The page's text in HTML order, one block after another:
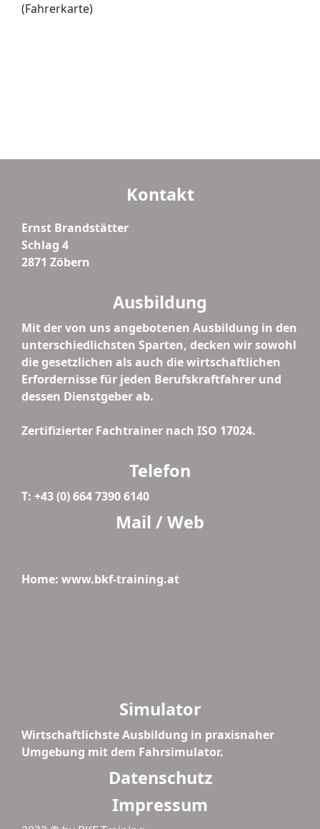
(Fahrerkarte)
Kontakt
Ernst Brandstätter
Schlag 4
2871 Zöbern
Ausbildung
Mit der von uns angebotenen Ausbildung in den
unterschiedlichsten Sparten, decken wir sowohl
die gesetzlichen als auch die wirtschaftlichen
Erfordernisse für jeden Berufskraftfahrer und
dessen Dienstgeber ab.
Zertifizierter Fachtrainer nach ISO 17024.
Telefon
T: +43 (0) 664 7390 6140
Mail / Web
Home: www.bkf-training.at
Simulator
Wirtschaftlichste Ausbildung in praxisnaher
Umgebung mit dem Fahrsimulator.
Datenschutz
Impressum